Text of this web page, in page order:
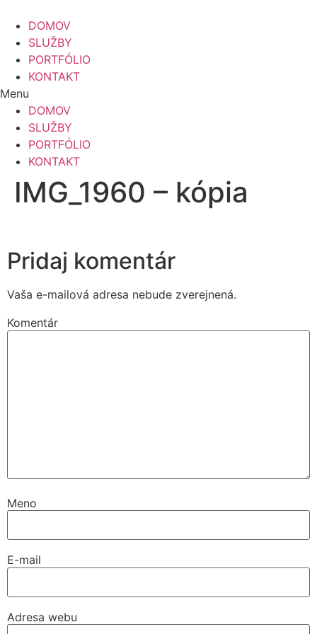
obsah
DOMOV
SLUŽBY
PORTFÓLIO
KONTAKT
Menu
DOMOV
SLUŽBY
PORTFÓLIO
KONTAKT
IMG_1960 – kópia
Pridaj komentár
Vaša e-mailová adresa nebude zverejnená.
Komentár
Meno
E-mail
Adresa webu